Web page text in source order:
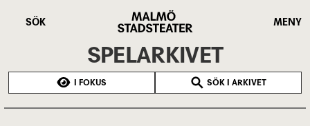
SÖK
Stadsteater
MENY
SPELARKIVET
I FOKUS SÖK I ARKIVET